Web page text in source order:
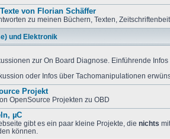
von Florian Schäffer
zu meinen Büchern, Texten,
und Elektronik
zur On Board Diagnose. Einführende
oder Infos über Tachomanipulationen
Projekt
OpenSource Projekten zu OBD
µC
gibt es ein paar kleine Projekte, die nichts
können.